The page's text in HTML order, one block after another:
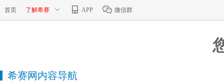
首页 了解希赛 APP 微信群
希赛网内容导航